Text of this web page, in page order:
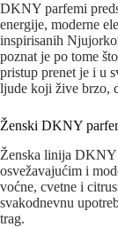
DKNY parfemi
energije, moderne
inspirisanih
poznat je po tome
pristup prenet je i u
ljude koji žive brzo,
Ženski DKNY
Ženska linija DKNY
osvežavajućim i
voćne, cvetne i
svakodnevnu
trag.